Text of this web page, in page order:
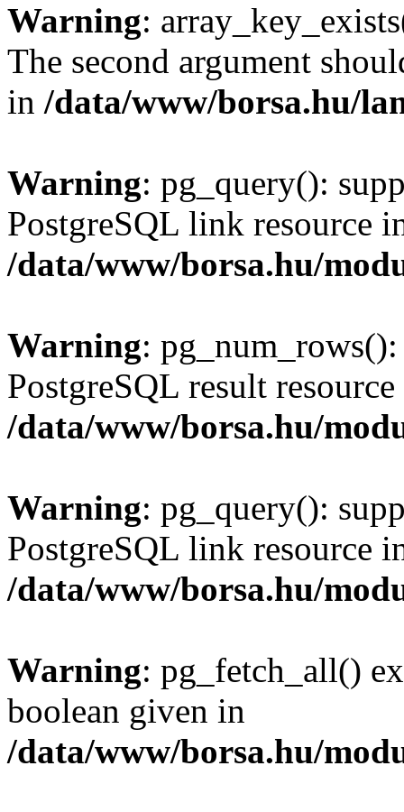
Warning:
The second argument
in /data/www/borsa.hu/
Warning: pg_query():
PostgreSQL link resource
/data/www/borsa.hu/
Warning:
PostgreSQL result
/data/www/borsa.hu/
Warning: pg_query():
PostgreSQL link resource
/data/www/borsa.hu/
Warning: pg_fetch_all()
boolean given in
/data/www/borsa.hu/